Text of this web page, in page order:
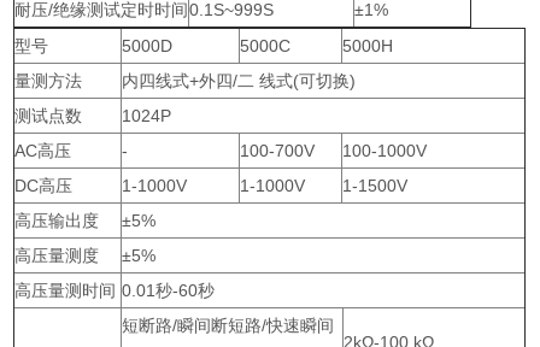
耐压/绝缘测试定时时间0.1S~999S ±1%
型号 5000D 5000C
5000H
量测方法
内四线式+外四/二 线式(可切换)
测试点数
1024P
AC高压
- 100-700V
100-1000V
DC高压
1-1000V 1-1000V
1-1500V
高压输出度
±5%
高压量测度
±5%
高压量测时间 0.01秒-60秒
短断路/瞬间断短路/快速瞬间
2kΩ-100 kΩ